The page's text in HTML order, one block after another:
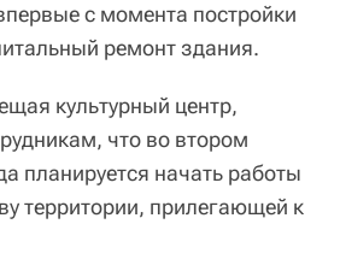
с момента постройки
ремонт здания.
культурный центр,
что во втором
планируется начать работы
территории, прилегающей к